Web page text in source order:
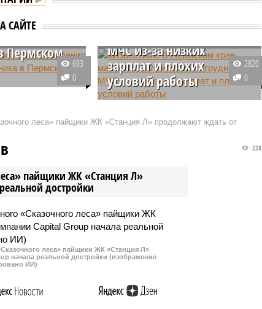
САЙТЕпосле
ножом на
Пермском
693
0
увольняются сотрудники
МЧС из-за низких
зарплат и плохих
условий работы
В Пермском крае сотрудники
увольняться из-за низких
факт увольнений.
2820
0
леса» пайщики ЖК «Станция Л» продолжают ждать от
пайщики ЖК «Станция Л»
достройки
228
леса» пайщики ЖК «Станция Л»
начала реальной достройки (изображение
ИИ)